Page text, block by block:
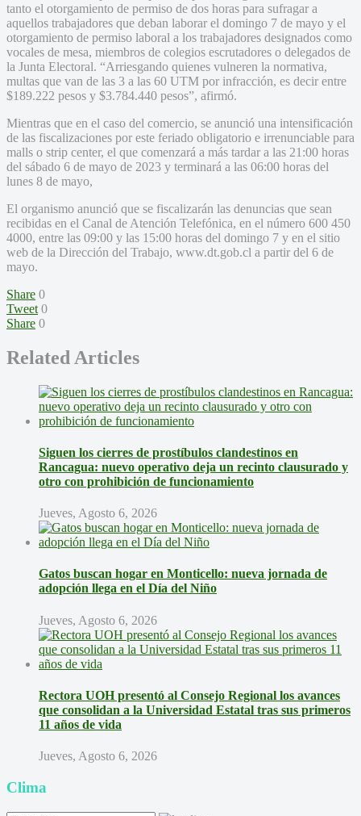
tanto el otorgamiento de permiso de dos horas para sufragar a
aquellos trabajadores que deban laborar el domingo 7 de mayo y el
otorgamiento de permiso laboral a los trabajadores designados como
vocales de mesa, miembros de colegios escrutadores o delegados de
la Junta Electoral. “Arriesgando quienes vulneren la normativa,
multas que van de las 3 a las 60 UTM por infracción, es decir entre
$189.222 pesos y $3.784.440 pesos”, afirmó.
Mientras que en el caso del comercio, se anunció una intensificación
de las fiscalizaciones por este feriado obligatorio e irrenunciable para
malls o strip center, el que comenzará a más tardar a las 21:00 horas
del sábado 6 de mayo de 2023 y terminará a las 06:00 horas del
lunes 8 de mayo,
El organismo anunció que se fiscalizarán las denuncias que sean
recibidas en el Canal de Atención Telefónica, en el número 600 450
4000, entre las 09:00 y las 15:00 horas del domingo 7 y en el sitio
web de la Dirección del Trabajo, www.dt.gob.cl a partir del 6 de
mayo.
Share 0
Tweet 0
Share 0
Related Articles
Siguen los cierres de prostíbulos clandestinos en
Rancagua: nuevo operativo deja un recinto clausurado y
otro con prohibición de funcionamiento
Jueves, Agosto 6, 2026
Gatos buscan hogar en Monticello: nueva jornada de
adopción llega en el Día del Niño
Jueves, Agosto 6, 2026
Rectora UOH presentó al Consejo Regional los avances
que consolidan a la Universidad Estatal tras sus primeros
11 años de vida
Jueves, Agosto 6, 2026
Clima